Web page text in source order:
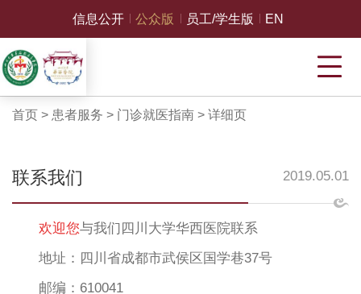
信息公开 公众版 员工/学生版 EN
首页 > 患者服务 > 门诊就医指南> 详细页
联系我们 2019.05.01
欢迎您与我们四川大学华西医院联系
地址：四川省成都市武侯区国学巷37号
邮编：610041